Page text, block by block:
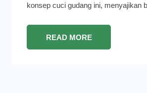
konsep cuci gudang ini, menyajikan
READ MORE